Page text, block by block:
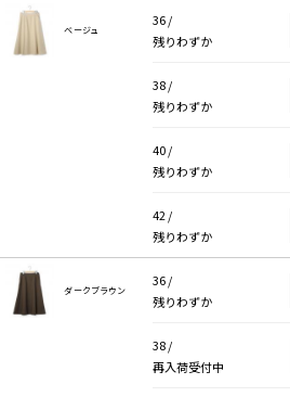
ベージュ
36 /
残りわずか
38 /
残りわずか
40 /
残りわずか
42 /
残りわずか
ダークブラウン
36 /
残りわずか
38 /
再入荷受付中